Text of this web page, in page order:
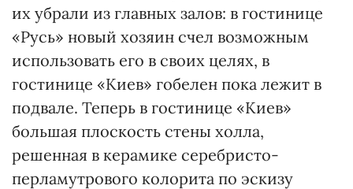
их убрали из главных залов: в гостинице
«Русь» новый хозяин счел возможным
использовать его в своих целях, в
гостинице «Киев» гобелен пока лежит в
подвале. Теперь в гостинице «Киев»
большая плоскость стены холла,
решенная в керамике серебристо-
перламутрового колорита по эскизу